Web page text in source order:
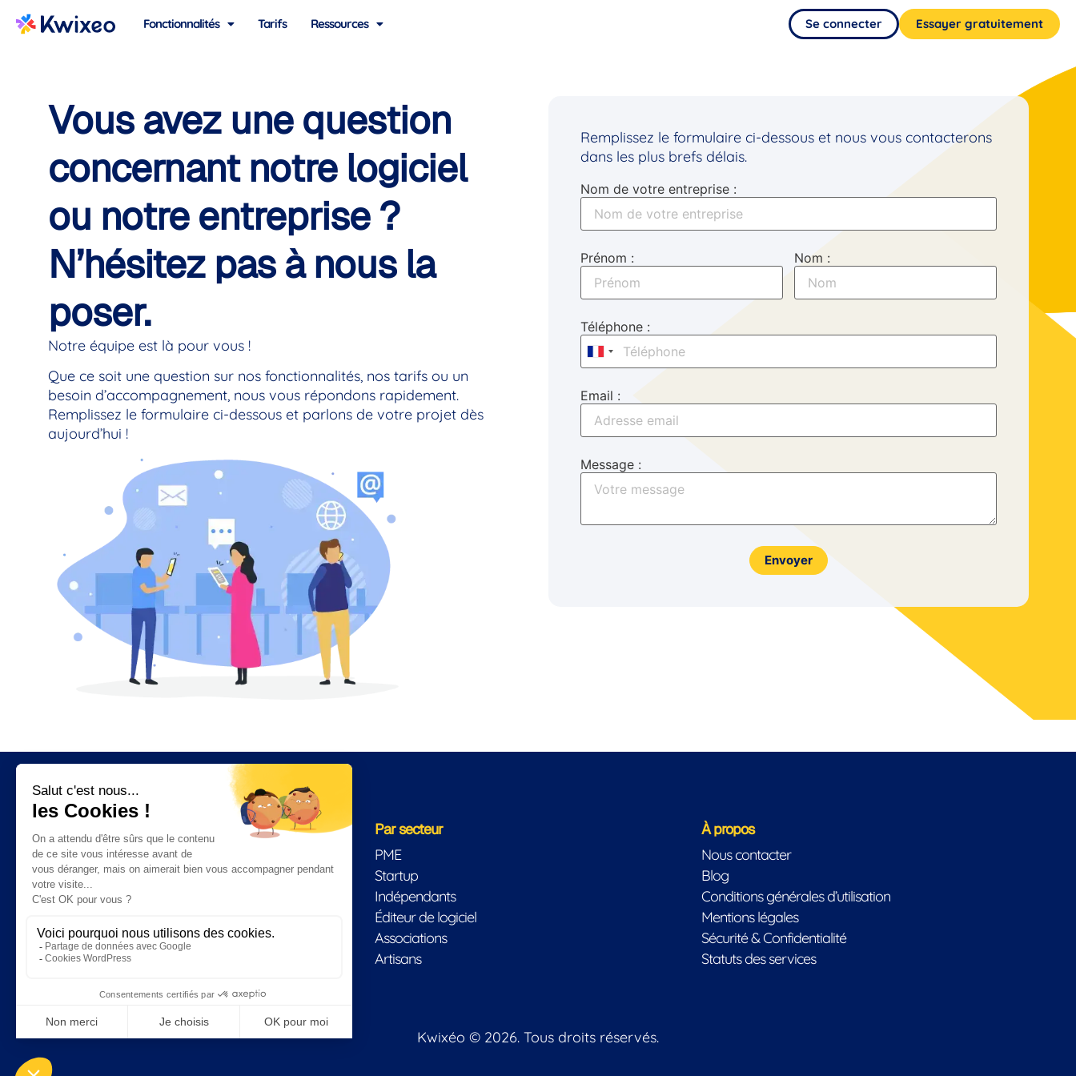
Fonctionnalités Tarifs Ressources Se connecter Essayer gratuitement
Vous avez une question
concernant notre logiciel
ou notre entreprise ?
N’hésitez pas à nous la
poser.
Notre équipe est là pour vous !
Que ce soit une question sur nos fonctionnalités, nos tarifs ou un
besoin d’accompagnement, nous vous répondons rapidement.
Remplissez le formulaire ci-dessous et parlons de votre projet dès
aujourd’hui !
Remplissez le formulaire ci-dessous et nous vous contacterons
dans les plus brefs délais​.
Nom de votre entreprise :
Prénom : Nom :
Téléphone :
France +33
Email :
Message :
Envoyer
Facturation électronique
Ventes
Facturation
Trésorerie
Stock
Garage
Par secteur
PME
Startup
Indépendants
Éditeur de logiciel
Associations
Artisans
À propos
Nous contacter
Blog
Conditions générales d’utilisation
Mentions légales
Sécurité & Confidentialité
Statuts des services
Kwixéo © 2026. Tous droits réservés.